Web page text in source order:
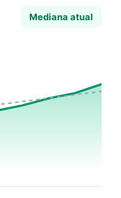
Mediana atual